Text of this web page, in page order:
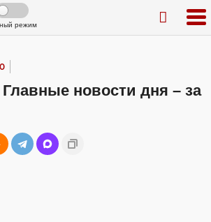
режим
Главные новости дня – за